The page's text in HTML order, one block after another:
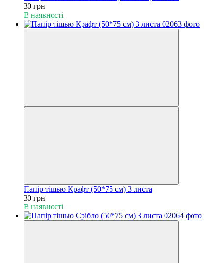
30 грн
В наявності
Папір тішью Крафт (50*75 см) 3 листа
30 грн
В наявності